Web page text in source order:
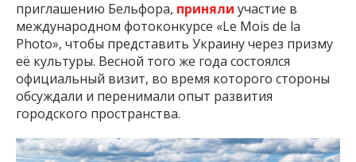
приглашению Бельфора, приняли участие в
международном фотоконкурсе «Le Mois de la
Photo», чтобы представить Украину через призму
её культуры. Весной того же года состоялся
официальный визит, во время которого стороны
обсуждали и перенимали опыт развития
городского пространства.